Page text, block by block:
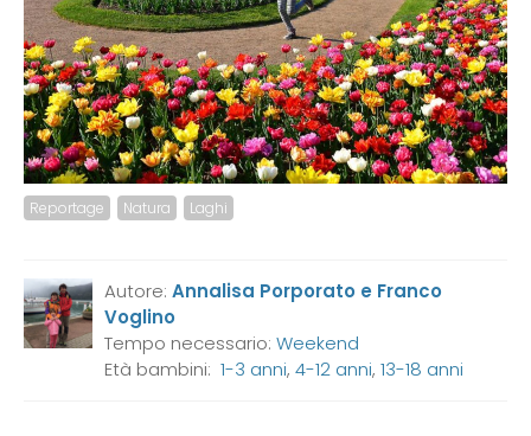
Reportage Natura Laghi
Autore:Annalisa Porporato e Franco
Voglino
Tempo necessario:Weekend
Età bambini:1-3 anni,4-12 anni,13-18 anni